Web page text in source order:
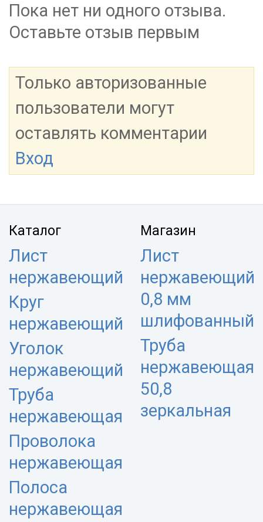
Пока нет ни одного отзыва.
Оставьте отзыв первым
Только авторизованные
пользователи могут
оставлять комментарии
Вход
Каталог
Лист
нержавеющий
Круг
нержавеющий
Уголок
нержавеющий
Труба
нержавеющая
Проволока
нержавеющая
Полоса
нержавеющая
Магазин
Лист
нержавеющий
0,8 мм
шлифованный
Труба
нержавеющая
50,8
зеркальная